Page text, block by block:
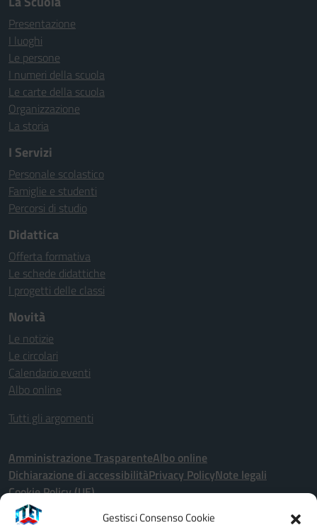
Gestisci Consenso Cookie
Presentazione
I luoghi
Le persone
I numeri della scuola
Le carte della scuola
Organizzazione
La storia
I Servizi
Personale scolastico
Famiglie e studenti
Percorsi di studio
Didattica
Offerta formativa
Le schede didattiche
I progetti delle classi
Novità
Le notizie
Le circolari
Calendario eventi
Albo online
Tutti gli argomenti
Amministrazione TrasparenteAlbo online
Dichiarazione di accessibilitàPrivacy PolicyNote legali
Cookie Policy (UE)
Seguici su: